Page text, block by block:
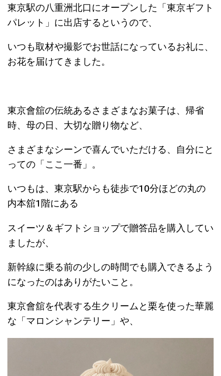
東京駅の八重洲北口にオープンした「東京ギフト
パレット」に出店するというので、
いつも取材や撮影でお世話になっているお礼に、
お花を届けてきました。
東京會舘の伝統あるさまざまなお菓子は、帰省
時、母の日、大切な贈り物など、
さまざまなシーンで喜んでいただける、自分にと
っての「ここ一番」。
いつもは、東京駅からも徒歩で10分ほどの丸の
内本舘1階にある
スイーツ＆ギフトショップで贈答品を購入してい
ましたが、
新幹線に乗る前の少しの時間でも購入できるよう
になったのはありがたいこと。
東京會舘を代表する生クリームと栗を使った華麗
な「マロンシャンテリー」や、